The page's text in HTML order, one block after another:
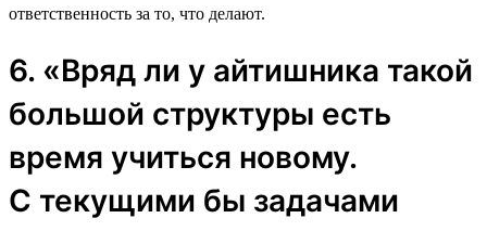
ответственность за то, что делают.
6. «Вряд ли у айтишника такой
большой структуры есть
время учиться новому.
С текущими бы задачами